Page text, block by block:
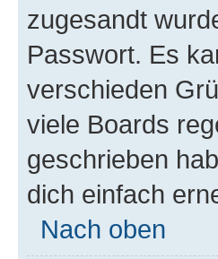
zugesandt
Passwort. Es
verschieden
viele Boards
geschrieben
dich einfach
Nach oben